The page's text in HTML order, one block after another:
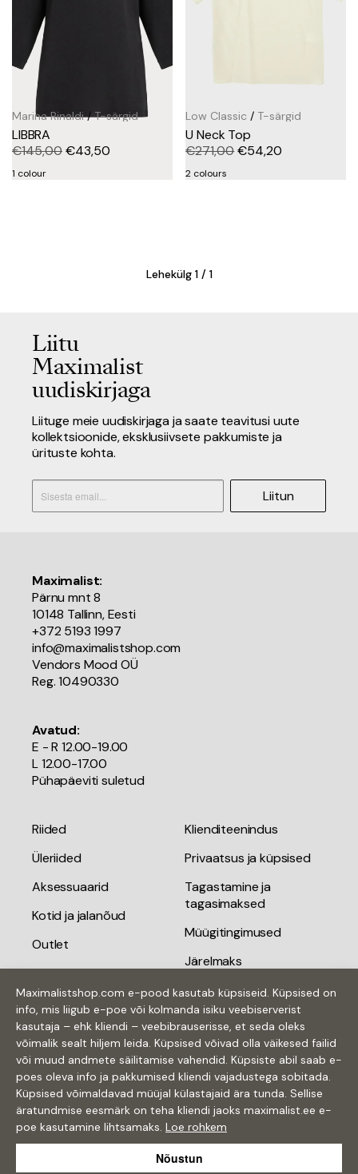
Marina Rinaldi/T-särgid
LIBBRA
€145,00€43,50
1 colour
Low Classic / T-särgid
U Neck Top
€271,00€54,20
2 colours
Lehekülg 1 / 1
Liitu
Maximalist
uudiskirjaga
Liituge meie uudiskirjaga ja saate teavitusi uute
kollektsioonide, eksklusiivsete pakkumiste ja
ürituste kohta.
Liitun
Riided
Üleriided
Aksessuaarid
Kotid ja jalanõud
Outlet
Kingiideed
Kinkekaardid
Klienditeenindus
Privaatsus ja küpsised
Tagastamine ja
tagasimaksed
Müügitingimused
Järelmaks
Tarnetingimused
Kontakt
Maximalist:
Pärnu mnt 8
10148 Tallinn, Eesti
+372 5193 1997
info@maximalistshop.com
Vendors Mood OÜ
Reg. 10490330
Avatud:
E - R 12.00-19.00
L 12.00-17.00
Pühapäeviti suletud
© 2026 Vendors Mood OÜ. Kõik õigused kaitstud.
Maximalistshop.com e-pood kasutab küpsiseid. Küpsised on
info, mis liigub e-poe või kolmanda isiku veebiserverist
kasutaja – ehk kliendi – veebibrauserisse, et seda oleks
võimalik sealt hiljem leida. Küpsised võivad olla väikesed failid
või muud andmete säilitamise vahendid. Küpsiste abil saab e-
poes oleva info ja pakkumised kliendi vajadustega sobitada.
Küpsised võimaldavad müüjal külastajaid ära tunda. Sellise
äratundmise eesmärk on teha kliendi jaoks maximalist.ee e-
poe kasutamine lihtsamaks. Loe rohkem
Nõustun